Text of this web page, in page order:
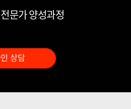
문가 양성과정
상담